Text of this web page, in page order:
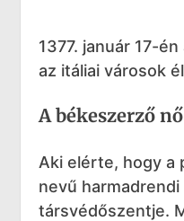
1377. január 17-
az itáliai városok
A békeszerző nő
Aki elérte, hogy a
nevű
társvédőszentje.